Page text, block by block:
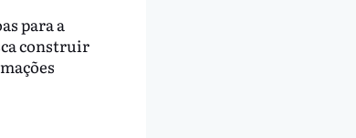
para a
construir